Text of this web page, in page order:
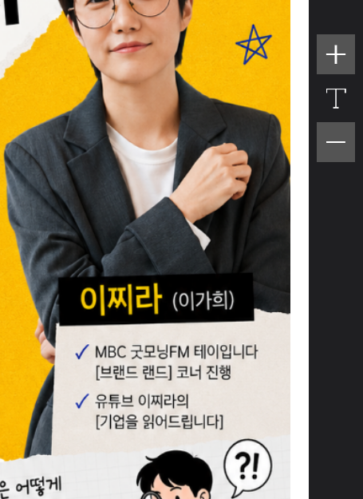
텍스트
크기크
게
텍스트
크기작